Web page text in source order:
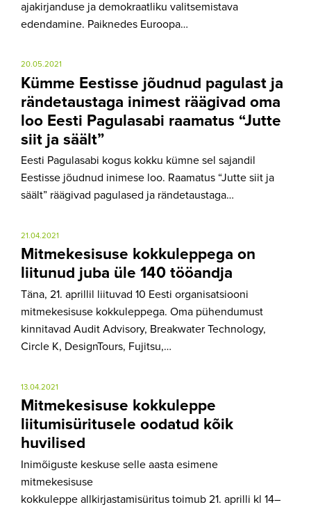
ajakirjanduse ja demokraatliku valitsemistava
edendamine. Paiknedes Euroopa…
20.05.2021
Kümme Eestisse jõudnud pagulast ja
rändetaustaga inimest räägivad oma
loo Eesti Pagulasabi raamatus “Jutte
siit ja säält”
Eesti Pagulasabi kogus kokku kümne sel sajandil
Eestisse jõudnud inimese loo. Raamatus “Jutte siit ja
säält” räägivad pagulased ja rändetaustaga…
21.04.2021
Mitmekesisuse kokkuleppega on
liitunud juba üle 140 tööandja
Täna, 21. aprillil liituvad 10 Eesti organisatsiooni
mitmekesisuse kokkuleppega. Oma pühendumust
kinnitavad Audit Advisory, Breakwater Technology,
Circle K, DesignTours, Fujitsu,…
13.04.2021
Mitmekesisuse kokkuleppe
liitumisüritusele oodatud kõik
huvilised
Inimõiguste keskuse selle aasta esimene
mitmekesisuse
kokkuleppe allkirjastamisüritus toimub 21. aprilli kl 14–